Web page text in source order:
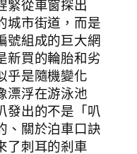
緊從車窗探出
城市街道，而是
號組成的巨大網
新買的輪胎和劣
乎是隨機變化
漂浮在游泳池
發出的不是「叭
、關於泊車口訣
了刺耳的剎車